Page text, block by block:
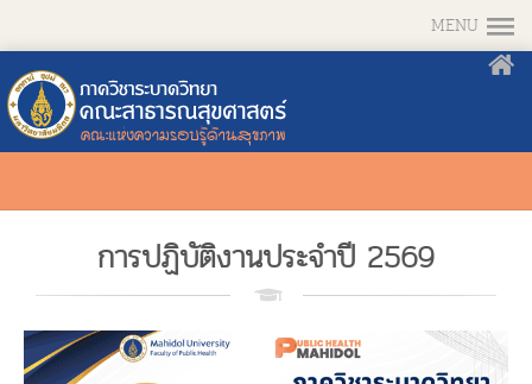
MENU
การปฏิบัติงานประจำปี 2569